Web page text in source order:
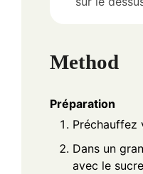
Method
Préparation
Préchauffez
Dans un
avec le